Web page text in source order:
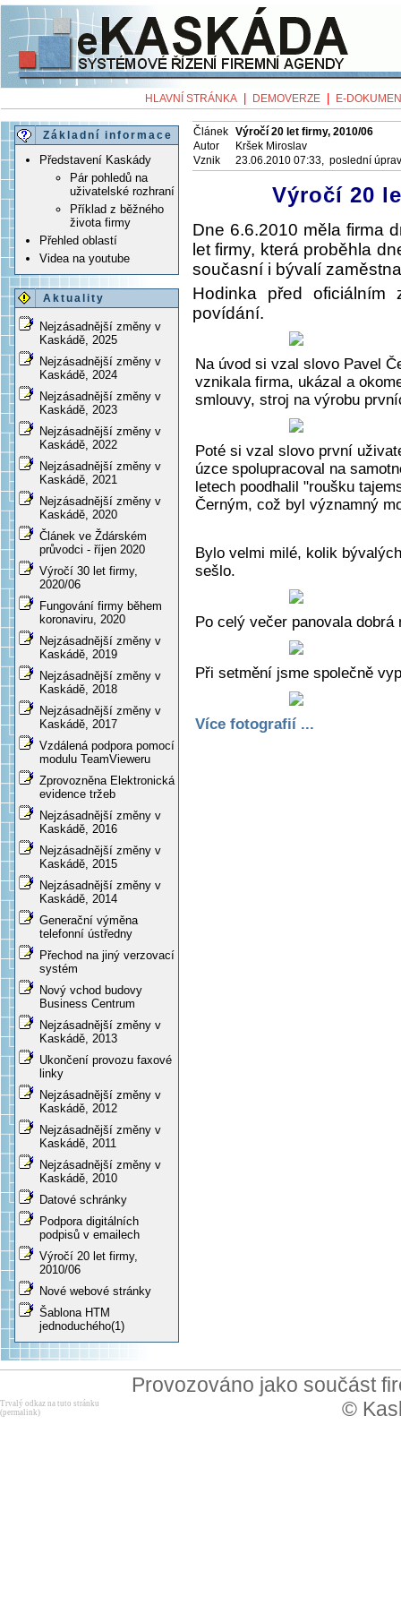
HLAVNÍ STRÁNKA DEMOVERZE E-
Základní informace
Představení Kaskády
Pár pohledů na
uživatelské rozhraní
Příklad z běžného
života firmy
Přehled oblastí
Videa na youtube
Aktuality
Nejzásadnější změny v
Kaskádě, 2025
Nejzásadnější změny v
Kaskádě, 2024
Nejzásadnější změny v
Kaskádě, 2023
Nejzásadnější změny v
Kaskádě, 2022
Nejzásadnější změny v
Kaskádě, 2021
Nejzásadnější změny v
Kaskádě, 2020
Článek ve Ždárském
průvodci - říjen 2020
Výročí 30 let firmy,
2020/06
Fungování firmy během
koronaviru, 2020
Nejzásadnější změny v
Kaskádě, 2019
Nejzásadnější změny v
Kaskádě, 2018
Nejzásadnější změny v
Kaskádě, 2017
Vzdálená podpora pomocí
modulu TeamVieweru
Zprovozněna Elektronická
evidence tržeb
Nejzásadnější změny v
Kaskádě, 2016
Nejzásadnější změny v
Kaskádě, 2015
Nejzásadnější změny v
Kaskádě, 2014
Generační výměna
telefonní ústředny
Přechod na jiný verzovací
systém
Nový vchod budovy
Business Centrum
Nejzásadnější změny v
Kaskádě, 2013
Ukončení provozu faxové
linky
Nejzásadnější změny v
Kaskádě, 2012
Nejzásadnější změny v
Kaskádě, 2011
Nejzásadnější změny v
Kaskádě, 2010
Datové schránky
Podpora digitálních
podpisů v emailech
Výročí 20 let firmy,
2010/06
Nové webové stránky
Šablona HTM
jednoduchého(1)
Článek Výročí 20 let firmy, 2010/06
Autor
Kršek Miroslav
Vznik
23.06.2010 07:33, poslední
Výročí 20
Dne 6.6.2010 měla firma
let firmy, která proběhla
současní i bývalí
Hodinka před
povídání.
Na úvod si vzal slovo Pavel
vznikala firma, ukázal a
smlouvy, stroj na výrobu
Poté si vzal slovo první
úzce spolupracoval na
letech poodhalil "roušku
Černým, což byl významný
Bylo velmi milé, kolik
sešlo.
Po celý večer panovala
Při setmění jsme společně
Více fotografií ...
Provozováno jako součást
©
Trvalý odkaz na tuto stránku
(permalink)